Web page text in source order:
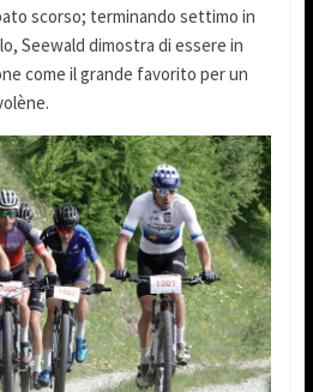
scorso; terminando settimo in
Seewald dimostra di essere in
come il grande favorito per un